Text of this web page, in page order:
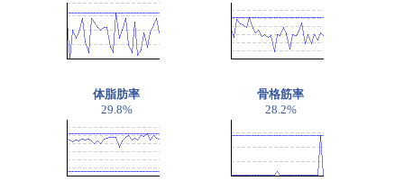
体脂肪率
29.8%
骨格筋率
28.2%